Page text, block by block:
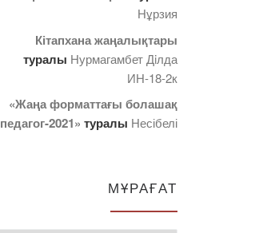
Нұрзия
Кітапхана жаңалықтары
туралы Нурмагамбет Дiлда
ИН-18-2к
«Жаңа форматтағы болашақ
педагог-2021» туралы Несібелі
МҰРАҒАТ